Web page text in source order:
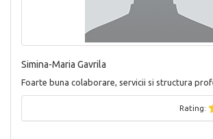
Simina-Maria Gavrila
Foarte buna colaborare, servicii si structura
Rating: